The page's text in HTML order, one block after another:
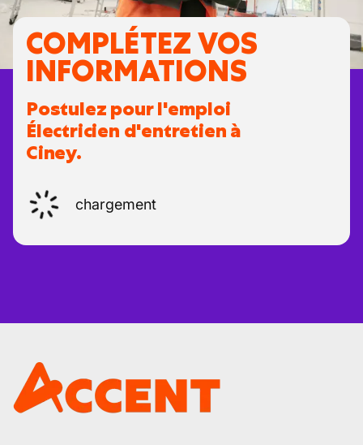
COMPLÉTEZ VOS
INFORMATIONS
Postulez pour l'emploi
Électricien d'entretien à
Ciney.
chargement